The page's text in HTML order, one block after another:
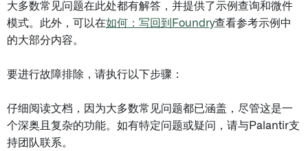
大多数常见问题在此处都有解答，并提供了示例查询和微件
模式。此外，可以在如何：写回到Foundry查看参考示例中
的大部分内容。
要进行故障排除，请执行以下步骤：
仔细阅读文档，因为大多数常见问题都已涵盖，尽管这是一
个深奥且复杂的功能。如有特定问题或疑问，请与Palantir支
持团队联系。